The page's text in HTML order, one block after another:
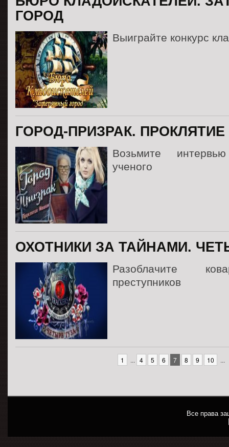
ГОРОД
Выиграйте конкурс
ГОРОД-ПРИЗРАК.
Возьмите
ученого
ОХОТНИКИ ЗА ТАЙНАМИ.
Разоблачите
преступников
1 ... 4 5 6 7 8 9 10 ...
Все права